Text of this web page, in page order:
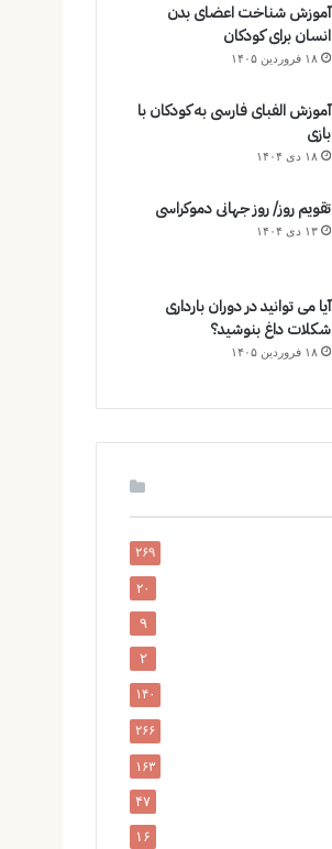
آموزش شناخت اعضای بدن
انسان برای کودکان
۱۸ فروردین ۱۴۰۵
آموزش الفبای فارسی به کودکان با
بازی
۱۸ دی ۱۴۰۴
تقویم روز/ روز جهانی دموکراسی
۱۳ دی ۱۴۰۴
آیا می توانید در دوران بارداری
شکلات داغ بنوشید؟
۱۸ فروردین ۱۴۰۵
۲۶۹
۲۰
۹
۲
۱۴۰
۲۶۶
۱۶۳
۴۷
۱۶